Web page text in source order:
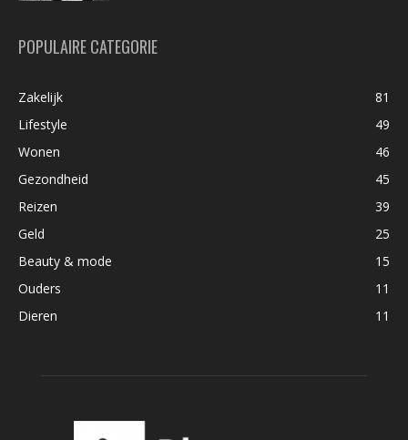
POPULAIRE CATEGORIE
Zakelijk
81
Lifestyle
49
Wonen
46
Gezondheid
45
Reizen
39
Geld
25
Beauty & mode
15
Ouders
11
Dieren
11